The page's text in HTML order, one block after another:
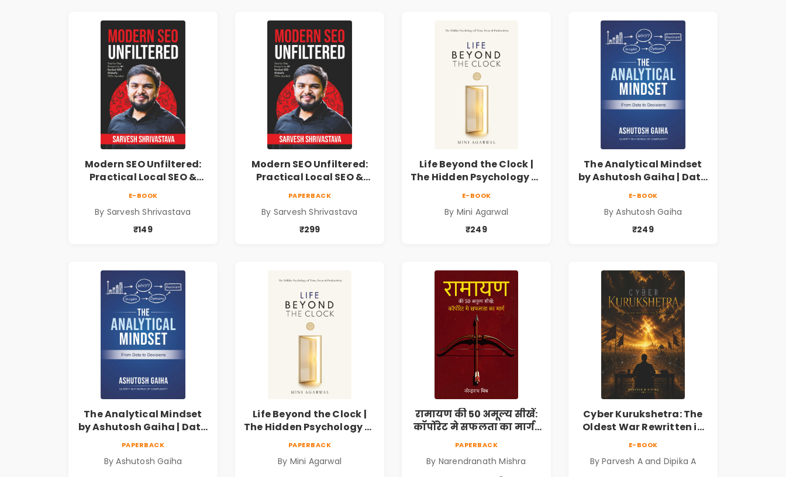
Modern SEO Unfiltered:
Practical Local SEO &
Growth
E-BOOK
By Sarvesh Shrivastava
₹149
Modern SEO Unfiltered:
Practical Local SEO &
Growth
PAPERBACK
By Sarvesh Shrivastava
₹299
Life Beyond the Clock |
The Hidden Psychology of
Mini Agarwal
E-BOOK
By Mini Agarwal
₹249
The Analytical Mindset
by Ashutosh Gaiha | Data
E-BOOK
By Ashutosh Gaiha
₹249
The Analytical Mindset
by Ashutosh Gaiha | Data
PAPERBACK
By Ashutosh Gaiha
Life Beyond the Clock |
The Hidden Psychology of
Mini Agarwal | Pre-Order
PAPERBACK
By Mini Agarwal
रामायण की 50 अमूल्य सीखें:
कॉर्पोरेट मे सफलता का मार्ग |
PAPERBACK
By Narendranath Mishra
Cyber Kurukshetra: The
Oldest War Rewritten in
Workplace Philosophy
E-BOOK
By Parvesh A and Dipika A